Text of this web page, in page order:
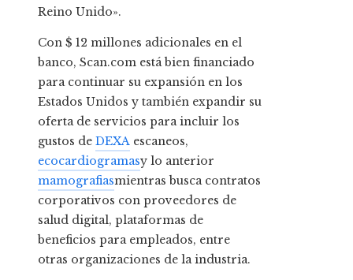
Reino Unido».
Con $ 12 millones adicionales en el
banco, Scan.com está bien financiado
para continuar su expansión en los
Estados Unidos y también expandir su
oferta de servicios para incluir los
gustos de DEXA escaneos,
ecocardiogramasy lo anterior
mamografiasmientras busca contratos
corporativos con proveedores de
salud digital, plataformas de
beneficios para empleados, entre
otras organizaciones de la industria.